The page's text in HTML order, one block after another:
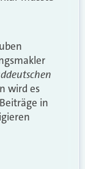
wird es
in